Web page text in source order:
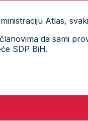
Atlas,
da sami
SDP BiH.